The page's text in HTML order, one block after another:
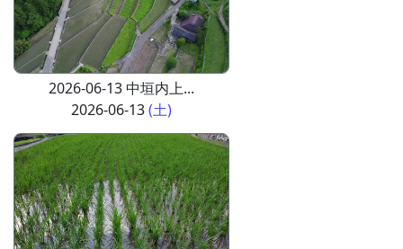
2026-06-13 中垣内上...
2026-06-13(土)